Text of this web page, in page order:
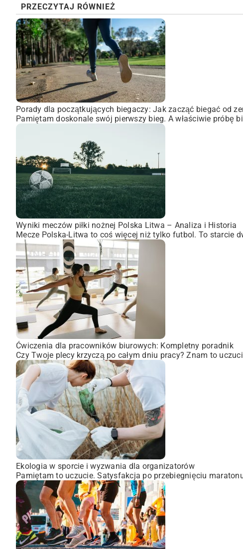
PRZECZYTAJ RÓWNIEŻ
Porady dla początkujących biegaczy: Jak zacząć biegać od
Pamiętam doskonale swój pierwszy bieg. A właściwie próbę
Wyniki meczów piłki nożnej Polska Litwa – Analiza i Historia
Mecze Polska-Litwa to coś więcej niż tylko futbol. To starcie
Ćwiczenia dla pracowników biurowych: Kompletny poradnik
Czy Twoje plecy krzyczą po całym dniu pracy? Znam to
Ekologia w sporcie i wyzwania dla organizatorów
Pamiętam to uczucie. Satysfakcja po przebiegnięciu